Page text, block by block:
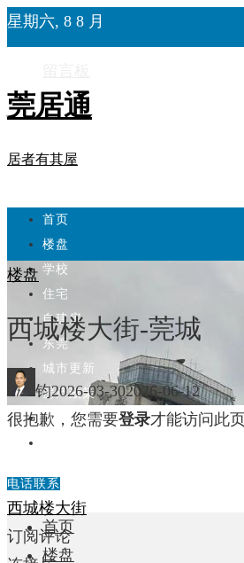
星期六, 8 8 月
莞居通
居者有其屋
首页
楼盘
学校
住宅
自建房
东莞
城市更新
房产政策
中国
电话联系
首页
楼盘
楼盘
西城楼大街-莞城
钧2026-03-302026-06-12
很抱歉，您需要登录才能访问此
西城楼大街
订阅评论